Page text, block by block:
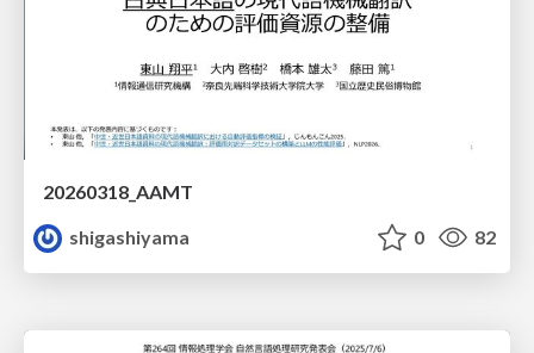
20260318_AAMT
shigashiyama
0 82